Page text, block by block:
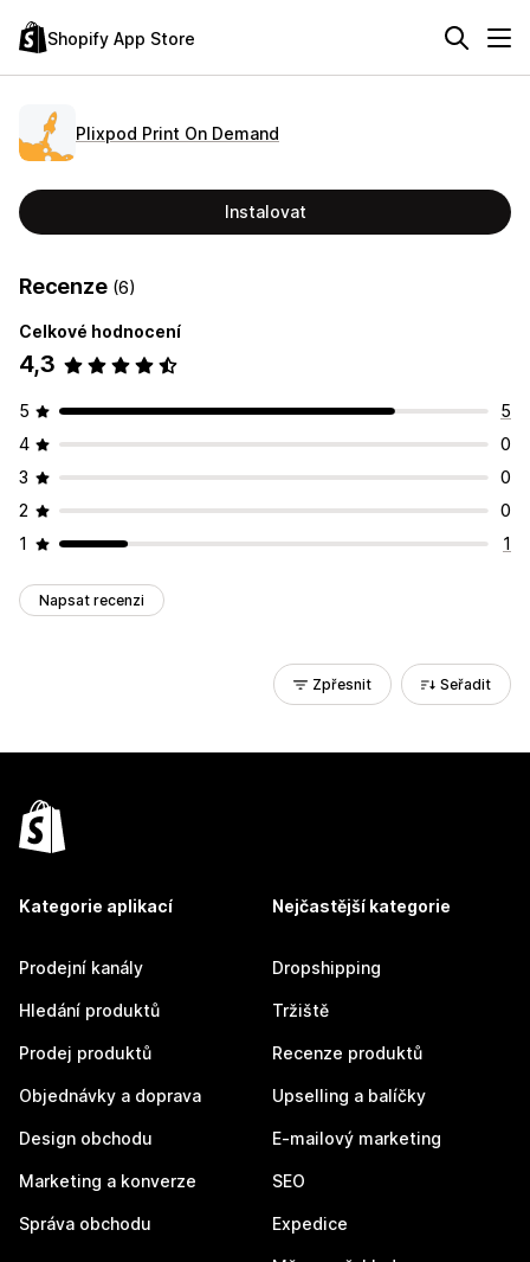
Shopify App Store
Plixpod Print On Demand
Instalovat
Recenze (6)
Celkové hodnocení
4,3
5
5
4
0
3
0
2
0
1
1
Napsat recenzi
Zpřesnit Seřadit
Kategorie aplikací
Prodejní kanály
Hledání produktů
Prodej produktů
Objednávky a doprava
Design obchodu
Marketing a konverze
Správa obchodu
Nejčastější kategorie
Dropshipping
Tržiště
Recenze produktů
Upselling a balíčky
E-mailový marketing
SEO
Expedice